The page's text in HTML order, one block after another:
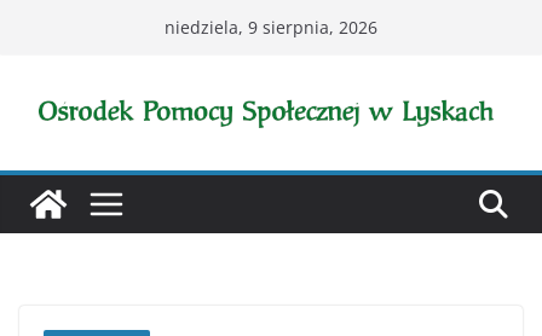
niedziela, 9 sierpnia, 2026